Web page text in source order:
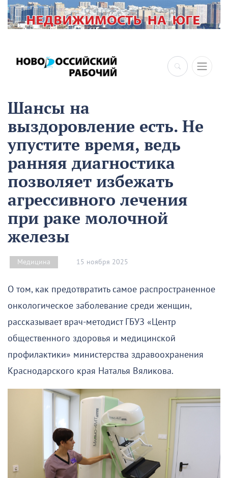
×
Шансы на
выздоровление есть. Не
упустите время, ведь
ранняя диагностика
позволяет избежать
агрессивного лечения
при раке молочной
железы
Медицина 15 ноября 2025
О том, как предотвратить самое распространенное
онкологическое заболевание среди женщин,
рассказывает врач-методист ГБУЗ «Центр
общественного здоровья и медицинской
профилактики» министерства здравоохранения
Краснодарского края Наталья Вяликова.